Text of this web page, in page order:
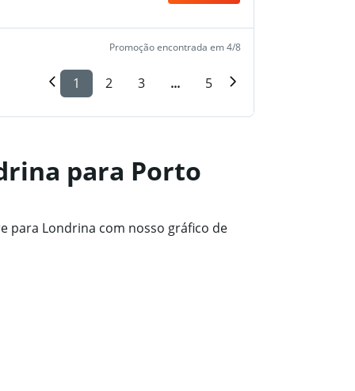
Promoção encontrada em 4/8
1 2 3 ... 5
para Porto
para Londrina com nosso gráfico de